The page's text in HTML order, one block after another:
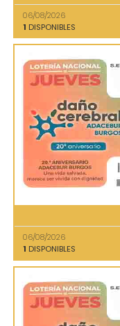
06/08/2026
1 DISPONIBLES
06/08/2026
1 DISPONIBLES